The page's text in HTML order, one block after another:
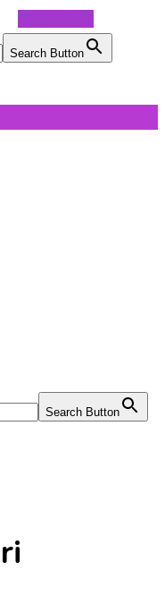
Search Button
Search Button